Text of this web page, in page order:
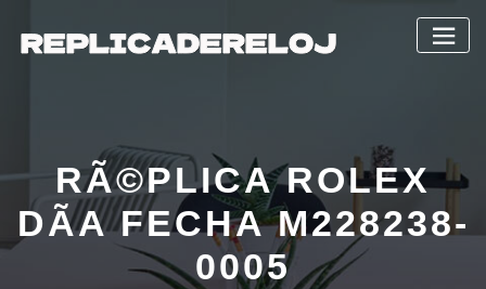
contenido
RÃ©PLICA ROLEX
DÃ­A FECHA M228238-
0005